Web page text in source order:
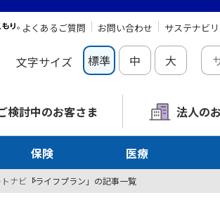
よくあるご質問 お問い合わせ サステナビリ
文字サイズ 標準 中 大
検討中のお客さま 法人の
保険 医療
ナビ 「ライフプラン」の記事一覧